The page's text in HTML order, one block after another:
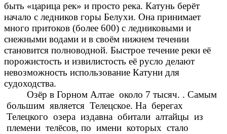
быть «царица рек» и просто река. Катунь берёт
начало с ледников горы Белухи. Она принимает
много притоков (более 600) с ледниковыми и
снежными водами и в своём нижнем течении
становится полноводной. Быстрое течение реки её
порожистость и извилистость её русло делают
невозможность использование Катуни для
судоходства.
Озёр в Горном Алтае около 7 тысяч. . Самым
большим является Телецское. На берегах
Телецкого озера издавна обитали алтайцы из
племени телёсов, по имени которых стало